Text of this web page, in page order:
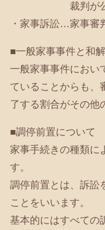
裁判が公開さ
・家事訴訟…家事審
■一般家事事件と和解
一般家事事件におい
ていることからも、
了する割合がその他
■調停前置について
家事手続きの種類に
す。
調停前置とは、訴訟
ことをいいます。
基本的にはすべての